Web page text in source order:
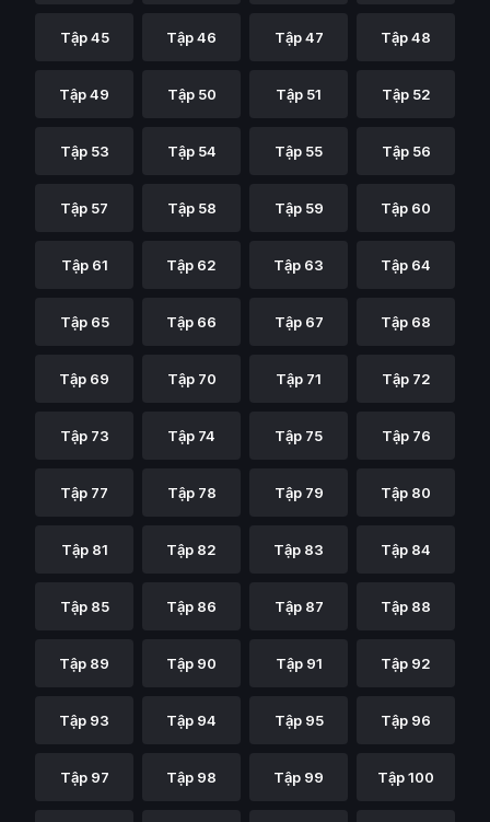
Tập 45 Tập 46 Tập 47 Tập 48
Tập 49 Tập 50 Tập 51 Tập 52
Tập 53 Tập 54 Tập 55 Tập 56
Tập 57 Tập 58 Tập 59 Tập 60
Tập 61 Tập 62 Tập 63 Tập 64
Tập 65 Tập 66 Tập 67 Tập 68
Tập 69 Tập 70 Tập 71 Tập 72
Tập 73 Tập 74 Tập 75 Tập 76
Tập 77 Tập 78 Tập 79 Tập 80
Tập 81 Tập 82 Tập 83 Tập 84
Tập 85 Tập 86 Tập 87 Tập 88
Tập 89 Tập 90 Tập 91 Tập 92
Tập 93 Tập 94 Tập 95 Tập 96
Tập 97 Tập 98 Tập 99 Tập 100